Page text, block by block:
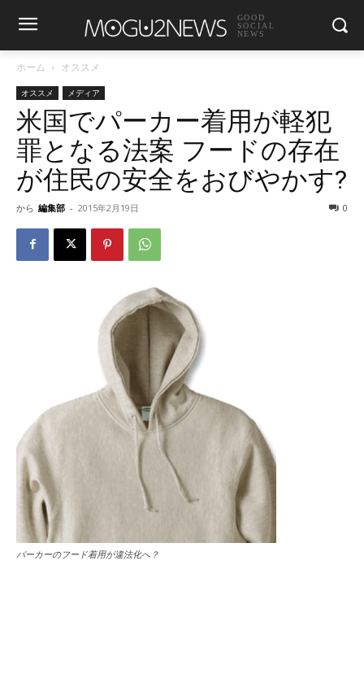
GOOD
SOCIAL
NEWS
ホーム オススメ
オススメ メディア
米国でパーカー着用が軽犯
罪となる法案 フードの存在
が住民の安全をおびやかす?
から 編集部 - 2015年2月19日 0
パーカーのフード着用が違法化へ？